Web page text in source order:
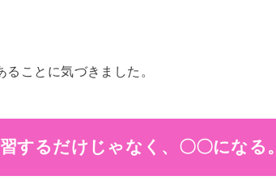
ることに気づきました。
するだけじゃなく、〇〇になる。